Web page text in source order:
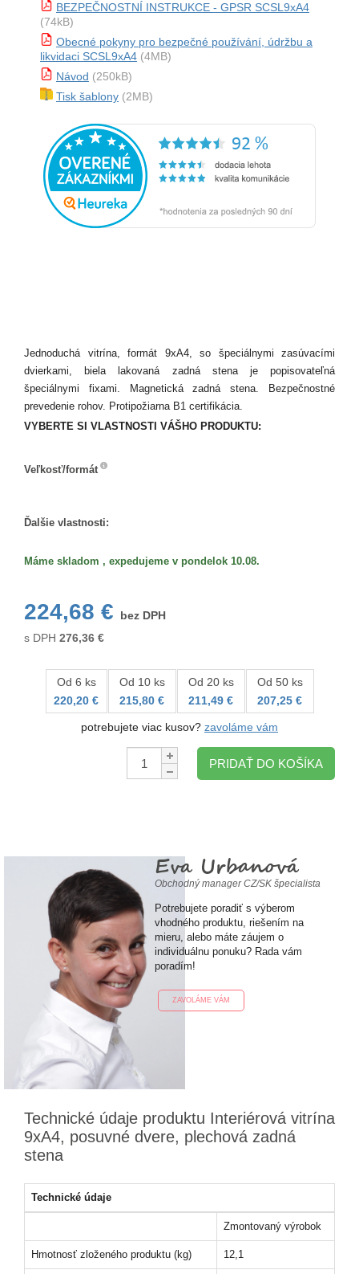
BEZPEČNOSTNÍ INSTRUKCE - GPSR SCSL9xA4
(74kB)
Obecné pokyny pro bezpečné používání, údržbu a
likvidaci SCSL9xA4 (4MB)
Návod (250kB)
Tisk šablony (2MB)
Jednoduchá vitrína, formát 9xA4, so špeciálnymi zasúvacími
dvierkami, biela lakovaná zadná stena je popisovateľná
špeciálnymi fixami. Magnetická zadná stena. Bezpečnostné
prevedenie rohov. Protipožiarna B1 certifikácia.
VYBERTE SI VLASTNOSTI VÁŠHO PRODUKTU:
Veľkosť/formát
Ďalšie vlastnosti:
Máme skladom , expedujeme v pondelok 10.08.
224,68 €
bez DPH
s DPH 276,36 €
Od 6 ks
220,20 €
Od 10 ks
215,80 €
Od 20 ks
211,49 €
Od 50 ks
207,25 €
potrebujete viac kusov? zavoláme vám
Množstvo:
PRIDAŤ DO KOŠÍKA
Eva Urbanová
Obchodný manager CZ/SK špecialista
Potrebujete poradiť s výberom
vhodného produktu, riešením na
mieru, alebo máte záujem o
individuálnu ponuku? Rada vám
poradím!
ZAVOLÁME VÁM
Technické údaje produktu Interiérová vitrína
9xA4, posuvné dvere, plechová zadná
stena
Technické údaje
Zmontovaný výrobok
Hmotnosť zloženého produktu (kg) 12,1